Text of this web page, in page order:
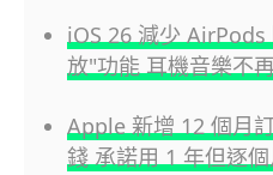
iOS 26 減少
放"功能 耳機音樂不
Apple 新增 12 個月
錢 承諾用 1 年但逐